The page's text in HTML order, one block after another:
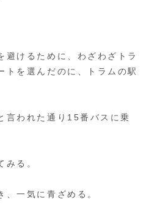
避けるために、わざわざトラ
トを選んだのに、トラムの駅
言われた通り15番バスに乗
みる。
、一気に青ざめる。